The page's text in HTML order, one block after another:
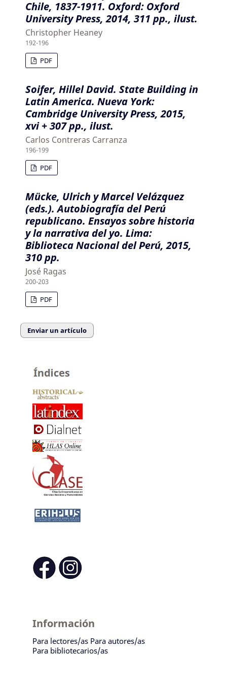
Chile, 1837-1911. Oxford: Oxford
University Press, 2014, 311 pp., ilust.
Christopher Heaney
192-196
PDF
Soifer, Hillel David. State Building in
Latin America. Nueva York:
Cambridge University Press, 2015,
xvi + 307 pp., ilust.
Carlos Contreras Carranza
196-199
PDF
Mücke, Ulrich y Marcel Velázquez
(eds.). Autobiografía del Perú
republicano. Ensayos sobre historia
y la narrativa del yo. Lima:
Biblioteca Nacional del Perú, 2015,
310 pp.
José Ragas
200-203
PDF
Enviar un artículo
Información
Para lectores/as Para autores/as
Para bibliotecarios/as